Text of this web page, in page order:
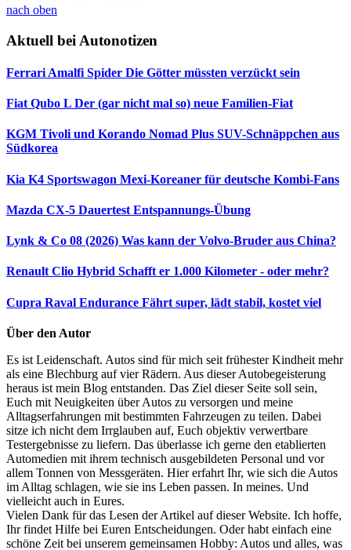
nach oben
Aktuell bei Autonotizen
Ferrari Amalfi Spider Die Götter müssten verzückt sein
Fiat Qubo L Der (gar nicht mal so) neue Familien-Fiat
KGM Tivoli und Korando Nomad Plus SUV-Schnäppchen aus
Südkorea
Kia K4 Sportswagon Mexi-Koreaner für deutsche Kombi-Fans
Mazda CX-5 Dauertest Entspannungs-Übung
Lynk & Co 08 (2026) Was kann der Volvo-Bruder aus China?
Renault Clio Hybrid Schafft er 1.000 Kilometer - oder mehr?
Cupra Raval Endurance Fährt super, lädt stabil, kostet viel
Über den Autor
Es ist Leidenschaft. Autos sind für mich seit frühester Kindheit mehr
als eine Blechburg auf vier Rädern. Aus dieser Autobegeisterung
heraus ist mein Blog entstanden. Das Ziel dieser Seite soll sein,
Euch mit Neuigkeiten über Autos zu versorgen und meine
Alltagserfahrungen mit bestimmten Fahrzeugen zu teilen. Dabei
sitze ich nicht dem Irrglauben auf, Euch objektiv verwertbare
Testergebnisse zu liefern. Das überlasse ich gerne den etablierten
Automedien mit ihrem technisch ausgebildeten Personal und vor
allem Tonnen von Messgeräten. Hier erfahrt Ihr, wie sich die Autos
im Alltag schlagen, wie sie ins Leben passen. In meines. Und
vielleicht auch in Eures.
Vielen Dank für das Lesen der Artikel auf dieser Website. Ich hoffe,
Ihr findet Hilfe bei Euren Entscheidungen. Oder habt einfach eine
schöne Zeit bei unserem gemeinsamen Hobby: Autos und alles, was